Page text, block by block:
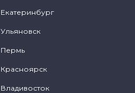
Екатеринбург
Ульяновск
Пермь
Красноярск
Владивосток